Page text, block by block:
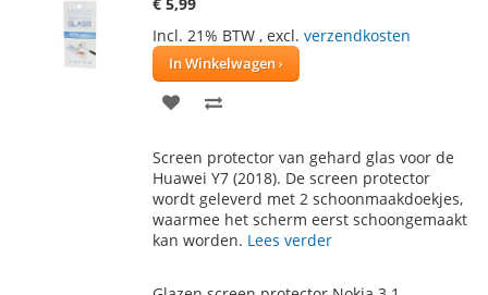
Incl. 21% BTW , excl. verzendkosten
In Winkelwagen
VOEG
AAN
VERLANGLIJST
TE
VERGELIJKEN
Screen protector van gehard glas voor de
Huawei Y7 (2018). De screen protector
wordt geleverd met 2 schoonmaakdoekjes,
waarmee het scherm eerst schoongemaakt
kan worden. Lees verder